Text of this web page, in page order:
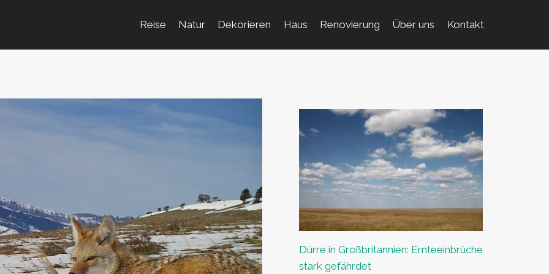
Reise Natur Dekorieren Haus Renovierung Über uns Kontakt
Dürre in Großbritannien: Ernteeinbrüche
stark gefährdet